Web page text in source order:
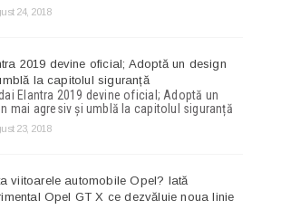
24, 2018
Elantra 2019 devine oficial; Adoptă un
mai agresiv și umblă la capitolul siguranță
23, 2018